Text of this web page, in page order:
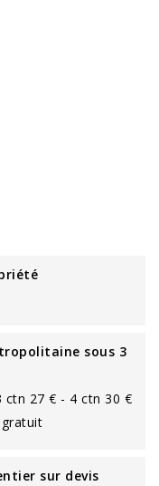
sous 3
ctn 27 € - 4 ctn 30 €
sur devis